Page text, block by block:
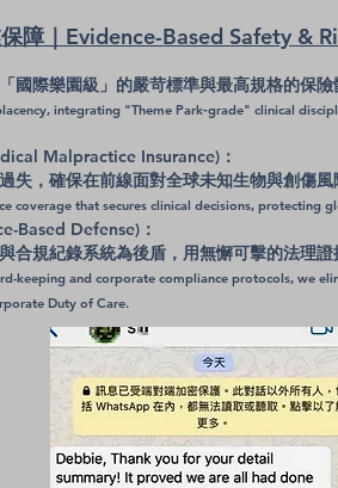
障｜Evidence-Based Safety &
國際樂園級」的嚴苛標準與最高規格的保
integrating "Theme Park‑grade" clinical
Malpractice Insurance)：
失，確保在前線面對全球未知生物與創傷
coverage that secures clinical decisions,
Based Defense)：
合規紀錄系統為後盾，用無懈可擊的法理
keeping and corporate compliance protocols, we
Duty of Care.